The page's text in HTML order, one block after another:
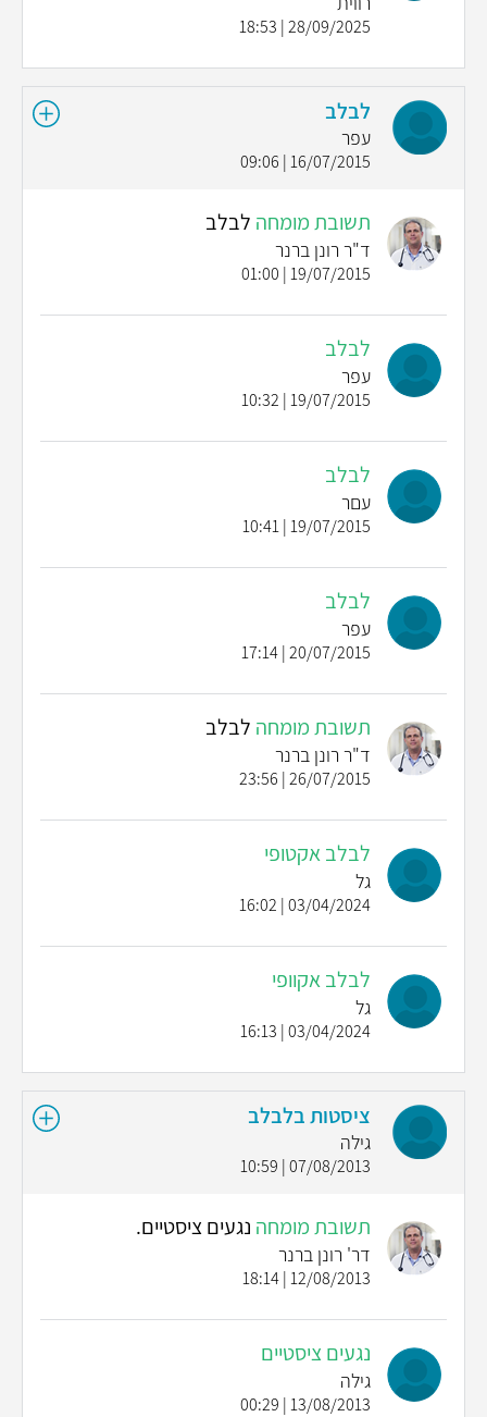
28/09/2025 | 18:53
לבלב
עפר
16/07/2015 | 09:06
תשובת מומחה לבלב
ד"ר רונן ברנר
19/07/2015 | 01:00
לבלב
עפר
19/07/2015 | 10:32
לבלב
עםר
19/07/2015 | 10:41
לבלב
עפר
20/07/2015 | 17:14
תשובת מומחה לבלב
ד"ר רונן ברנר
26/07/2015 | 23:56
לבלב אקטופי
גל
03/04/2024 | 16:02
לבלב אקוופי
גל
03/04/2024 | 16:13
ציסטות בלבלב
גילה
07/08/2013 | 10:59
תשובת מומחה נגעים ציסטיים.
דר' רונן ברנר
12/08/2013 | 18:14
נגעים ציסטיים
גילה
13/08/2013 | 00:29